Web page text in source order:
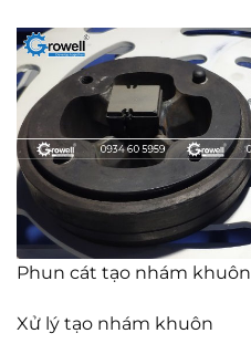
Phun cát tạo nhám khuôn
Xử lý tạo nhám khuôn